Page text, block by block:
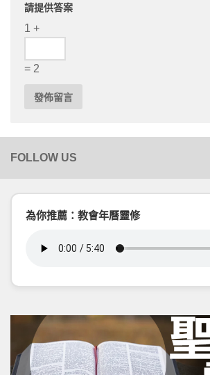
請提供答案
1 +
= 2
為你推薦：教會年曆靈修